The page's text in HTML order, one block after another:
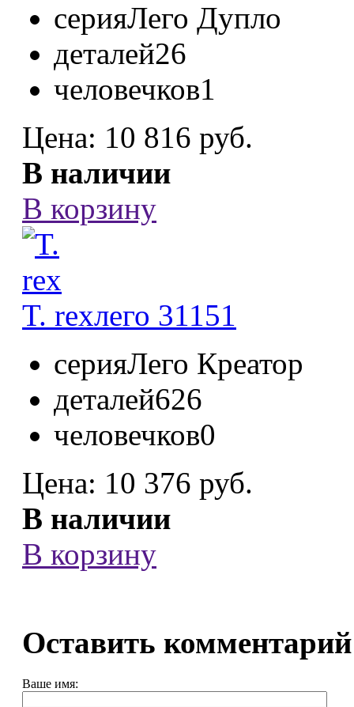
серияЛего Дупло
деталей26
человечков1
Цена: 10 816 руб.
В наличии
В корзину
T. rexлего 31151
серияЛего Креатор
деталей626
человечков0
Цена: 10 376 руб.
В наличии
В корзину
Оставить
Ваше имя: